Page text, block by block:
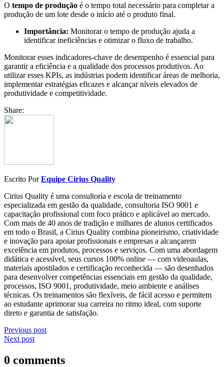
O tempo de produção é o tempo total necessário para completar a
produção de um lote desde o início até o produto final.
Importância: Monitorar o tempo de produção ajuda a
identificar ineficiências e otimizar o fluxo de trabalho.
Monitorar esses indicadores-chave de desempenho é essencial para
garantir a eficiência e a qualidade dos processos produtivos. Ao
utilizar esses KPIs, as indústrias podem identificar áreas de melhoria,
implementar estratégias eficazes e alcançar níveis elevados de
produtividade e competitividade.
Share:
Escrito PorEquipe Cirius Quality
Cirius Quality é uma consultoria e escola de treinamento
especializada em gestão da qualidade, consultoria ISO 9001 e
capacitação profissional com foco prático e aplicável ao mercado.
Com mais de 40 anos de tradição e milhares de alunos certificados
em todo o Brasil, a Cirius Quality combina pioneirismo, criatividade
e inovação para apoiar profissionais e empresas a alcançarem
excelência em produtos, processos e serviços. Com uma abordagem
didática e acessível, seus cursos 100% online — com videoaulas,
materiais apostilados e certificação reconhecida — são desenhados
para desenvolver competências essenciais em gestão da qualidade,
processos, ISO 9001, produtividade, meio ambiente e análises
técnicas. Os treinamentos são flexíveis, de fácil acesso e permitem
ao estudante aprimorar sua carreira no ritmo ideal, com suporte
direto e garantia de satisfação.
Previous post
Next post
0 comments